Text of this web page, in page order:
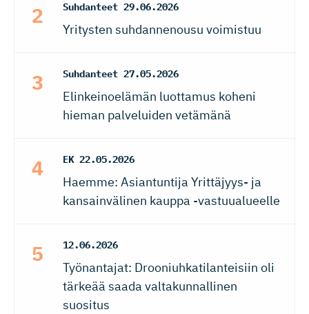
Suhdanteet 29.06.2026
Yritysten suhdannenousu voimistuu
Suhdanteet 27.05.2026
Elinkeinoelämän luottamus koheni
hieman palveluiden vetämänä
EK 22.05.2026
Haemme: Asiantuntija Yrittäjyys- ja
kansainvälinen kauppa -vastuualueelle
12.06.2026
Työnantajat: Drooniuhkatilanteisiin oli
tärkeää saada valtakunnallinen
suositus